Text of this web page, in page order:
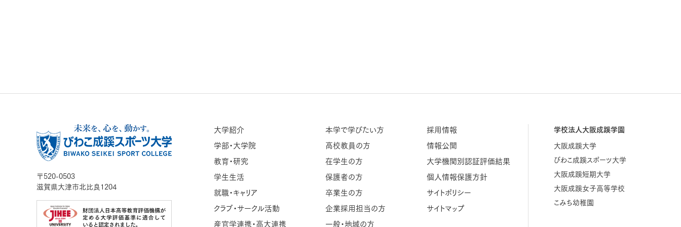
〒520-0503
滋賀県大津市北比良1204
大学紹介
学部・大学院
教育・研究
学生生活
就職・キャリア
クラブ・サークル活動
産官学連携・高大連携
本学で学びたい方
高校教員の方
在学生の方
保護者の方
卒業生の方
企業採用担当の方
一般・地域の方
採用情報
情報公開
大学機関別認証評価結果
個人情報保護方針
サイトポリシー
サイトマップ
学校法人大阪成蹊学園
大阪成蹊大学
びわこ成蹊スポーツ大学
大阪成蹊短期大学
大阪成蹊女子高等学校
こみち幼稚園